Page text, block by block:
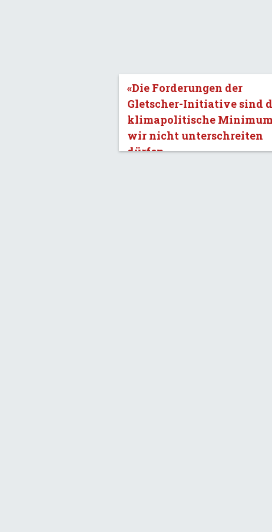
«Die Forderungen der
Gletscher-Initiative sind
klimapolitische
wir nicht unterschreiten
dürfen.»